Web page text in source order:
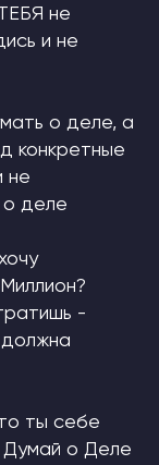
не
и не
о деле, а
конкретные
не
деле
-
ты себе
Думай о Деле